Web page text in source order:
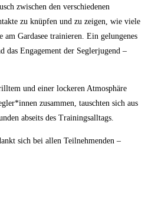
zwischen den verschiedenen
zu knüpfen und zu zeigen, wie viele
am Gardasee trainieren. Ein gelungenes
das Engagement der Seglerjugend –
und einer lockeren Atmosphäre
zusammen, tauschten sich aus
abseits des Trainingsalltags.
sich bei allen Teilnehmenden –